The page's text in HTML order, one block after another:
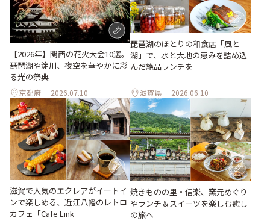
【2026年】関西の花火大会10選。
琵琶湖や淀川、夜空を華やかに彩
る光の祭典
京都府 2026.07.10
琵琶湖のほとりの和食店「風と
湖」で、水と大地の恵みを詰め込
んだ絶品ランチを
滋賀県 2026.06.10
滋賀で人気のエクレアがイートイ
ンで楽しめる、近江八幡のレトロ
カフェ「Cafe Link」
焼きものの里・信楽、窯元めぐり
やランチ＆スイーツを楽しむ癒し
の旅へ